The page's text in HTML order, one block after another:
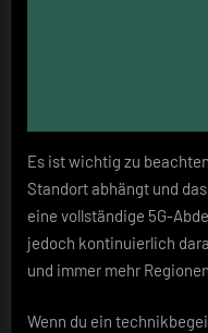
Es ist wichtig zu
Standort abhängt und
eine vollständige 5G-
jedoch kontinuierlich
und immer mehr
Wenn du ein